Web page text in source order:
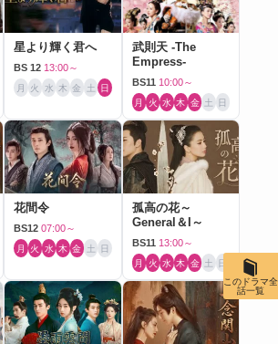
星より輝く君へ
BS 12 13:00～
月 火 水 木 金 土 日
武則天 -The
Empress-
BS11 10:00～
月 火 水 木 金 土 日
花間令
BS12 07:00～
月 火 水 木 金 土 日
孤高の花～
General＆I～
BS11 13:00～
月 火 水 木 金 土
日
このドラマ全
話一覧